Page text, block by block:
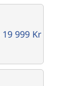
19 999 Kr